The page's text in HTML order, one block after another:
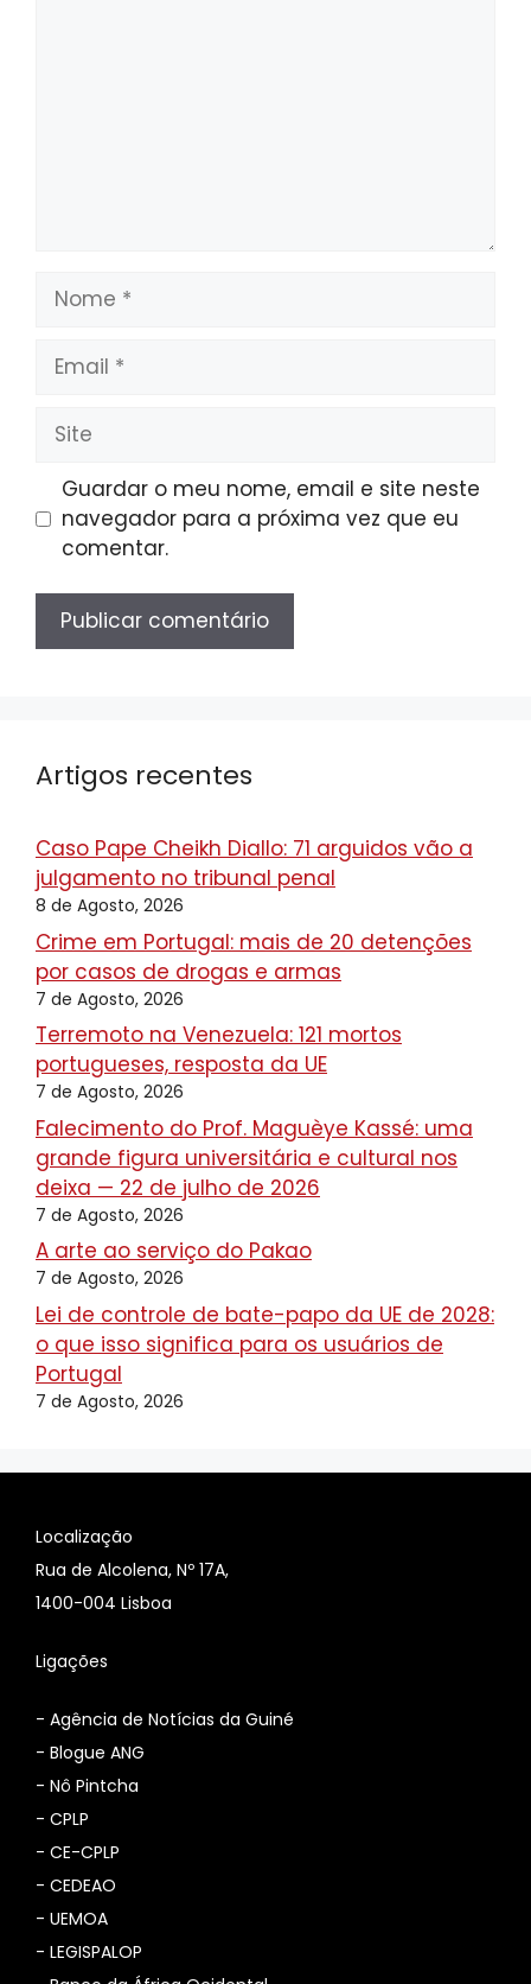
Nome
Email
Site
Guardar o meu nome, email e site neste
navegador para a próxima vez que eu
comentar.
Artigos recentes
Caso Pape Cheikh Diallo: 71 arguidos vão a
julgamento no tribunal penal
8 de Agosto, 2026
Crime em Portugal: mais de 20 detenções
por casos de drogas e armas
7 de Agosto, 2026
Terremoto na Venezuela: 121 mortos
portugueses, resposta da UE
7 de Agosto, 2026
Falecimento do Prof. Maguèye Kassé: uma
grande figura universitária e cultural nos
deixa — 22 de julho de 2026
7 de Agosto, 2026
A arte ao serviço do Pakao
7 de Agosto, 2026
Lei de controle de bate-papo da UE de 2028:
o que isso significa para os usuários de
Portugal
7 de Agosto, 2026
Localização
Rua de Alcolena, Nº 17A,
1400-004 Lisboa
Ligações
- Agência de Notícias da Guiné
- Blogue ANG
- Nô Pintcha
- CPLP
- CE-CPLP
- CEDEAO
- UEMOA
- LEGISPALOP